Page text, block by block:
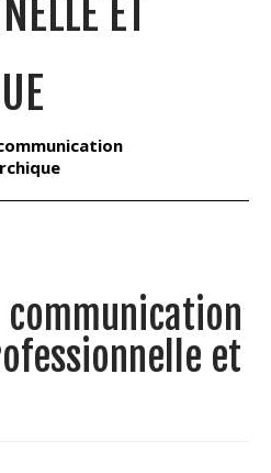
ET
communication
et